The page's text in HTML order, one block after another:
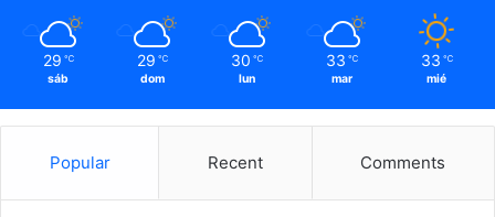
29 ℃
sáb
29 ℃
dom
30 ℃
lun
33 ℃
mar
33 ℃
mié
Popular Recent Comments